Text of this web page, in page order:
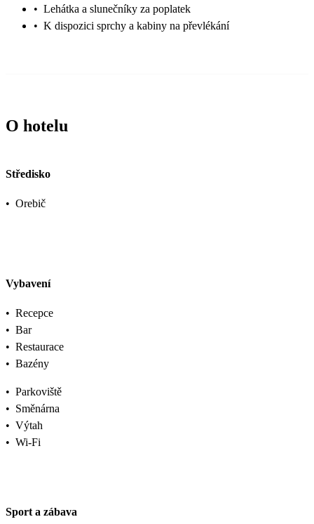
• Lehátka a slunečníky za poplatek
• K dispozici sprchy a kabiny na převlékání
O hotelu
Středisko
• Orebič
Vybavení
• Recepce
• Bar
• Restaurace
• Bazény
• Parkoviště
• Směnárna
• Výtah
• Wi-Fi
Sport a zábava